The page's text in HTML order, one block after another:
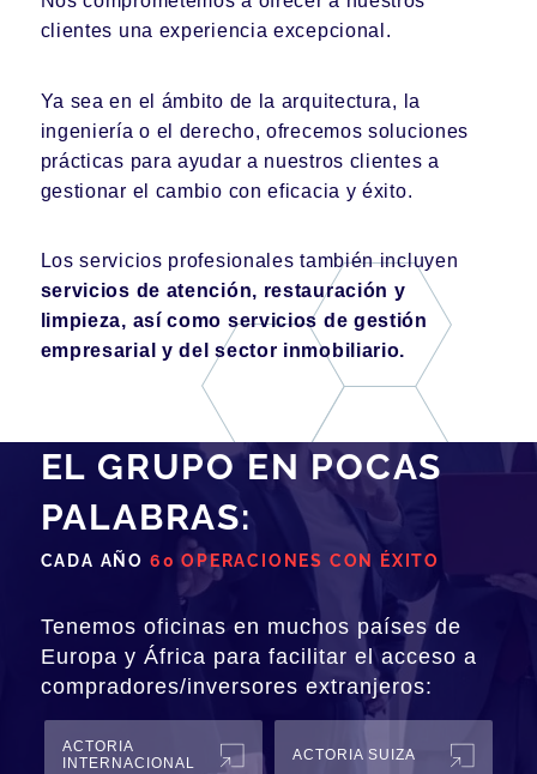
clientes una experiencia excepcional.
Ya sea en el ámbito de la arquitectura, la
ingeniería o el derecho, ofrecemos soluciones
prácticas para ayudar a nuestros clientes a
gestionar el cambio con eficacia y éxito.
Los servicios profesionales también incluyen
servicios de atención, restauración y
limpieza, así como servicios de gestión
empresarial y del sector inmobiliario.
EL GRUPO EN POCAS
PALABRAS:
CADA AÑO 60 OPERACIONES CON ÉXITO
Tenemos oficinas en muchos países de
Europa y África para facilitar el acceso a
compradores/inversores extranjeros:
ACTORIA
INTERNACIONAL
ACTORIA SUIZA